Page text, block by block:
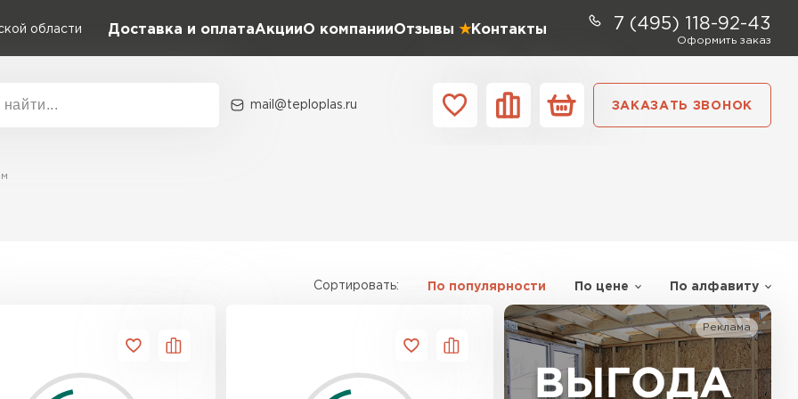
области Доставка и оплатаАкцииО компанииОтзывы Контакты 7 (495) 118-92-43
Оформить заказ
mail@teploplas.ru ЗАКАЗАТЬ ЗВОНОК
Сортировать: По популярности По цене По алфавиту
Реклама
Контакты
Утеплитель Дирок
ПЕРЕЙТИ